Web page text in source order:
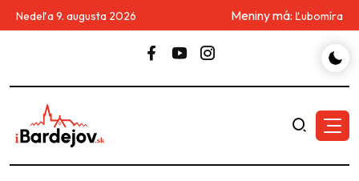
Nedeľa 9. augusta 2026 Meniny má: Ľubomíra